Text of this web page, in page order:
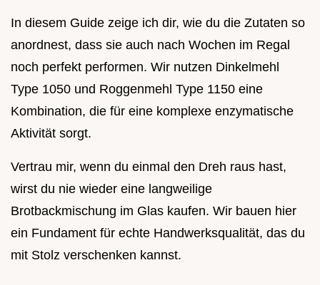
In diesem Guide zeige ich dir, wie du die Zutaten so
anordnest, dass sie auch nach Wochen im Regal
noch perfekt performen. Wir nutzen Dinkelmehl
Type 1050 und Roggenmehl Type 1150 eine
Kombination, die für eine komplexe enzymatische
Aktivität sorgt.
Vertrau mir, wenn du einmal den Dreh raus hast,
wirst du nie wieder eine langweilige
Brotbackmischung im Glas kaufen. Wir bauen hier
ein Fundament für echte Handwerksqualität, das du
mit Stolz verschenken kannst.